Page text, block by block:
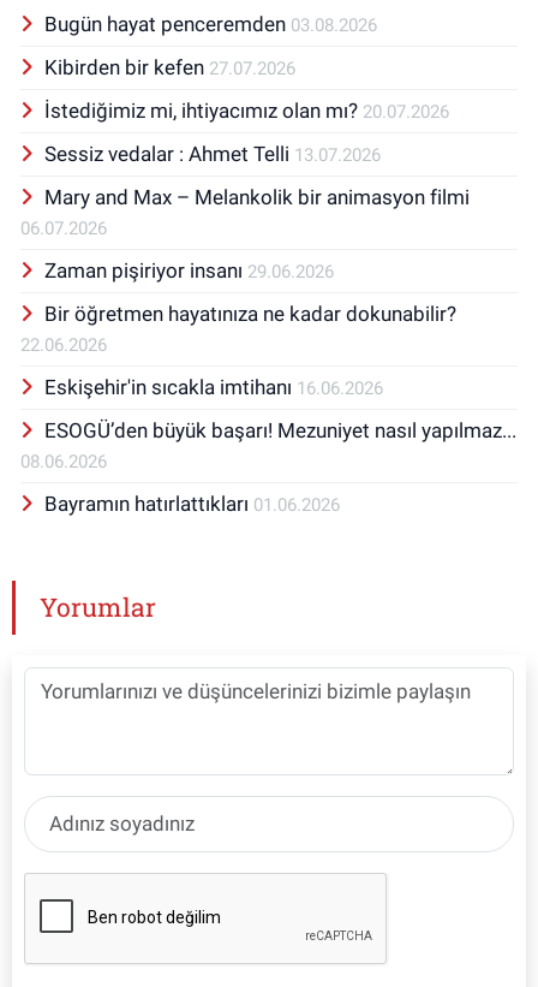
Bugün hayat penceremden 03.08.2026
Kibirden bir kefen 27.07.2026
İstediğimiz mi, ihtiyacımız olan mı? 20.07.2026
Sessiz vedalar : Ahmet Telli 13.07.2026
Mary and Max – Melankolik bir animasyon filmi
06.07.2026
Zaman pişiriyor insanı 29.06.2026
Bir öğretmen hayatınıza ne kadar dokunabilir?
22.06.2026
Eskişehir'in sıcakla imtihanı 16.06.2026
ESOGÜ’den büyük başarı! Mezuniyet nasıl yapılmaz...
08.06.2026
Bayramın hatırlattıkları 01.06.2026
Yorumlar